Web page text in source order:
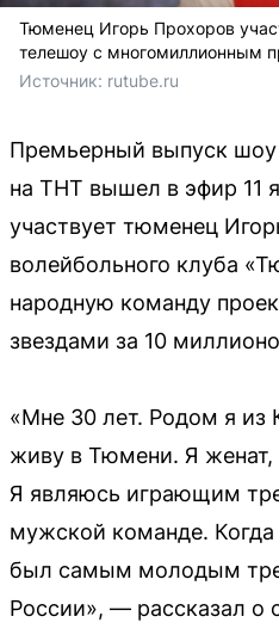
Тюменец Игорь Прохоров
телешоу с многомиллионным
Источник: rutube.ru
Премьерный выпуск
на ТНТ вышел в эфир 11
участвует тюменец
волейбольного клуба
народную команду
звездами за 10
«Мне 30 лет. Родом я из
живу в Тюмени. Я
Я являюсь играющим
мужской команде. Когда
был самым молодым
России», — рассказал о